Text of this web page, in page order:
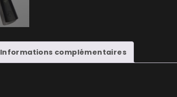
Informations complémentaires